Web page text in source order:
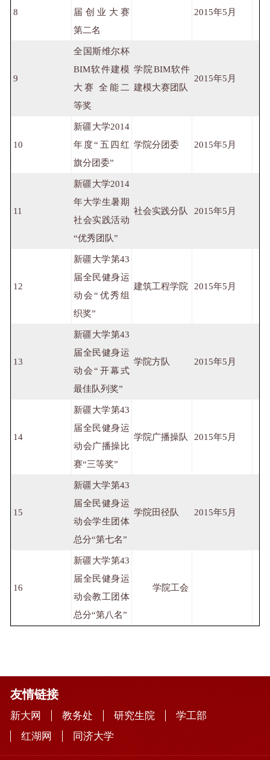
8
届创业大赛
第二名
2015年5月
9
全国斯维尔杯
BIM软件建模
大赛 全能二
等奖
学院BIM软件
建模大赛团队
2015年5月
10
新疆大学2014
年度“五四红
旗分团委”
学院分团委 2015年5月
11
新疆大学2014
年大学生暑期
社会实践活动
“优秀团队”
社会实践分队 2015年5月
12
新疆大学第43
届全民健身运
动会“优秀组
织奖”
建筑工程学院 2015年5月
13
新疆大学第43
届全民健身运
动会“开幕式
最佳队列奖”
学院方队 2015年5月
14
新疆大学第43
届全民健身运
动会广播操比
赛“三等奖”
学院广播操队 2015年5月
15
新疆大学第43
届全民健身运
动会学生团体
总分“第七名”
学院田径队 2015年5月
16
新疆大学第43
届全民健身运
动会教工团体
总分“第八名”
学院工会
友情链接
新大网 教务处 研究生院
学工部
红湖网
同济大学